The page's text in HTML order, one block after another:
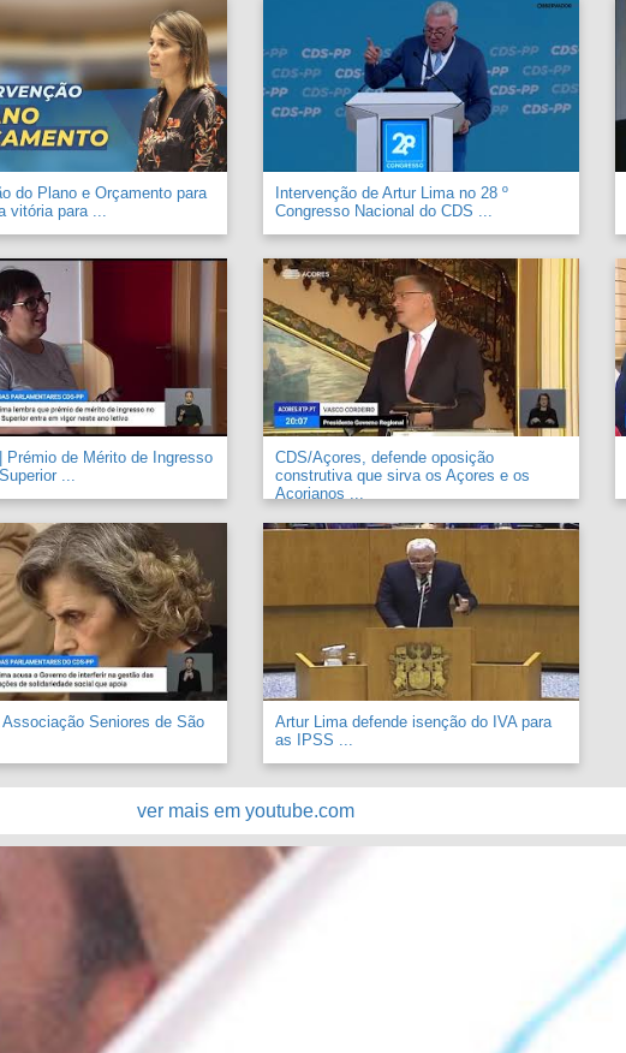
do Plano e Orçamento para
vitória para ...
Intervenção de Artur Lima no 28 º
Congresso Nacional do CDS ...
Prémio de Mérito de Ingresso
...
CDS/Açores, defende oposição
construtiva que sirva os Açores e os
Açorianos ...
Seniores de São
Artur Lima defende isenção do IVA para
as IPSS ...
ver mais em youtube.com